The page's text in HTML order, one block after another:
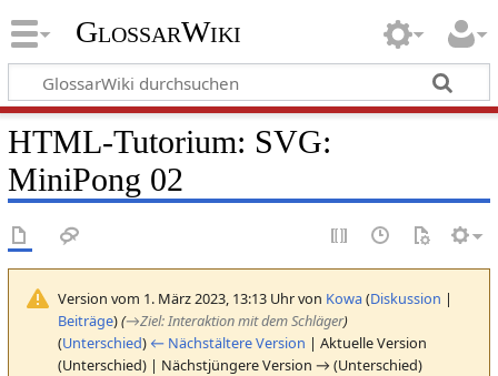
GlossarWiki
HTML-Tutorium: SVG:
MiniPong 02
Version vom 1. März 2023, 13:13 Uhr von Kowa(Diskussion |
Beiträge)(→Ziel: Interaktion mit dem Schläger)
(Unterschied) ← Nächstältere Version | Aktuelle Version
(Unterschied) | Nächstjüngere Version → (Unterschied)